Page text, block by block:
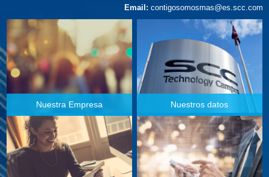
Email: contigosomosmas@es.scc.com
Nuestra Empresa Nuestros datos